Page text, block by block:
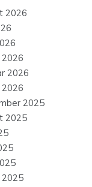
2026
2026
2026
2025
2025